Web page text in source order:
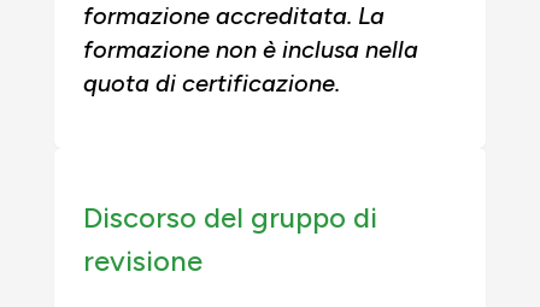
formazione accreditata. La
formazione non è inclusa nella
quota di certificazione.
Discorso del gruppo di
revisione